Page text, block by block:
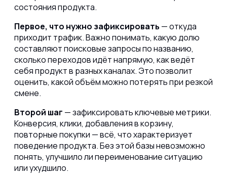
состояния продукта.
Первое, что нужно зафиксировать — откуда
приходит трафик. Важно понимать, какую долю
составляют поисковые запросы по названию,
сколько переходов идёт напрямую, как ведёт
себя продукт в разных каналах. Это позволит
оценить, какой объём можно потерять при резкой
смене.
Второй шаг — зафиксировать ключевые метрики.
Конверсия, клики, добавления в корзину,
повторные покупки — всё, что характеризует
поведение продукта. Без этой базы невозможно
понять, улучшило ли переименование ситуацию
или ухудшило.